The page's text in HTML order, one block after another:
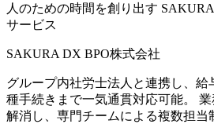
人のための時間を創り出す
サービス
SAKURA DX BPO株式会社
グループ内社労士法人と連携し、給
種手続きまで一気通貫対応可能。
解消し、専門チームによる複数担当